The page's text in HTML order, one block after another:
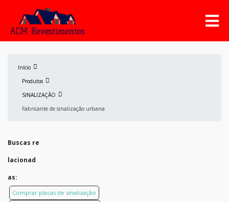
Início
Produtos
SINALIZAÇÃO
Fabricante de sinalização urbana
Buscas re
lacionad
as:
Comprar placas de sinalização